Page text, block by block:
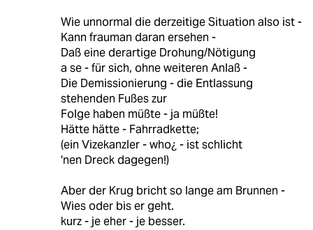
Wie unnormal die derzeitige Situation also ist -
Kann frauman daran ersehen -
Daß eine derartige Drohung/Nötigung
a se - für sich, ohne weiteren Anlaß -
Die Demissionierung - die Entlassung
stehenden Fußes zur
Folge haben müßte - ja müßte!
Hätte hätte - Fahrradkette;
(ein Vizekanzler - who¿ - ist schlicht
'nen Dreck dagegen!)
Aber der Krug bricht so lange am Brunnen -
Wies oder bis er geht.
kurz - je eher - je besser.